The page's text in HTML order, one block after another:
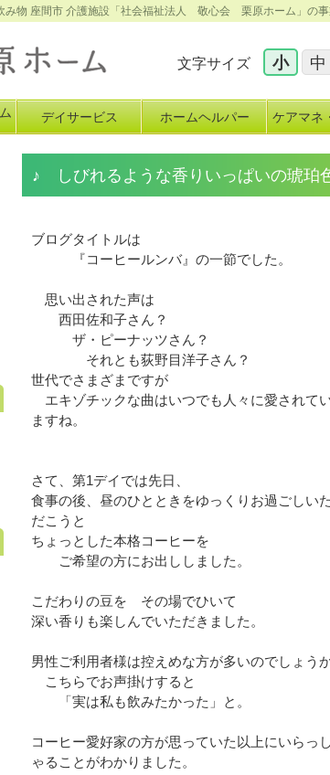
物 座間市 介護施設「社会福祉法人 敬心会 栗原ホーム」の事
文字サイズ 小 中
デイサービス ホームヘルパー ケアマネ
♪ しびれるような香りいっぱいの琥珀
ブログタイトルは
『コーヒールンバ』の一節でした。
思い出された声は
西田佐和子さん？
ザ・ピーナッツさん？
それとも荻野目洋子さん？
世代でさまざまですが
エキゾチックな曲はいつでも人々に愛されて
ますね。
さて、第1デイでは先日、
食事の後、昼のひとときをゆっくりお過ごしいた
だこうと
ちょっとした本格コーヒーを
ご希望の方にお出ししました。
こだわりの豆を その場でひいて
深い香りも楽しんでいただきました。
男性ご利用者様は控えめな方が多いのでしょう
こちらでお声掛けすると
「実は私も飲みたかった」と。
コーヒー愛好家の方が思っていた以上にいらっし
ゃることがわかりました。